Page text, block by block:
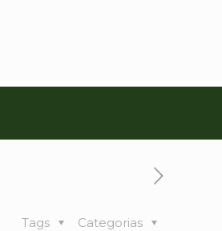
Categorias
Tags